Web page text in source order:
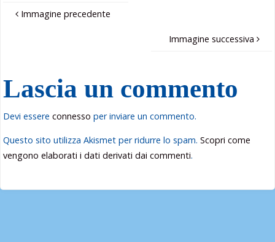
Immagine precedente
Immagine successiva
Lascia un commento
Devi essereconnesso per inviare un commento.
Questo sito utilizza Akismet per ridurre lo spam.Scopri come
vengono elaborati i dati derivati dai commenti.